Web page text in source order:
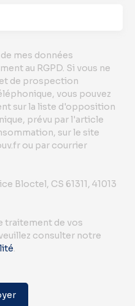
mes données
au RGPD. Si vous ne
de prospection
vous pouvez
sur la liste d'opposition
prévu par l'article
sur le site
ou par courrier
Bloctel, CS 61311, 41013
traitement de vos
consulter notre